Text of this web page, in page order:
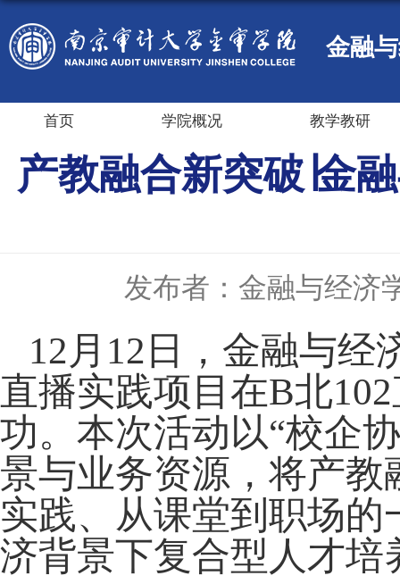
金融
首页 学院概况 教学教研
产教融合新突破∣金
发布者：金融与经济
12月12日，金融与经
直播实践项目 在B北
功。本次活动以“校企
景与业务资源，将产
实践、从课堂到职场
济背景下复合型人才